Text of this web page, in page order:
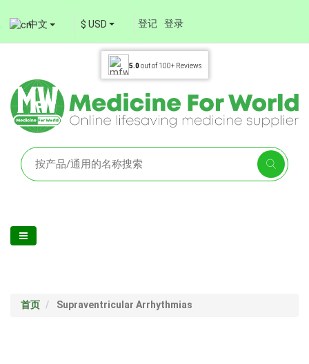
中文 $ USD 登记 登录
5.0out of 100+ Reviews
首页 Supraventricular Arrhythmias